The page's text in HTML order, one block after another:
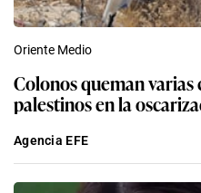
Oriente Medio
Colonos queman varias
palestinos en la
Agencia EFE